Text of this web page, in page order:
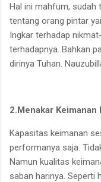
Hal ini mahfum, sudah
tentang orang pintar
Ingkar terhadap
terhadapnya. Bahkan
dirinya Tuhan.
2.Menakar Keimanan
Kapasitas keimanan
performanya saja.
Namun kualitas
saban harinya. Seperti